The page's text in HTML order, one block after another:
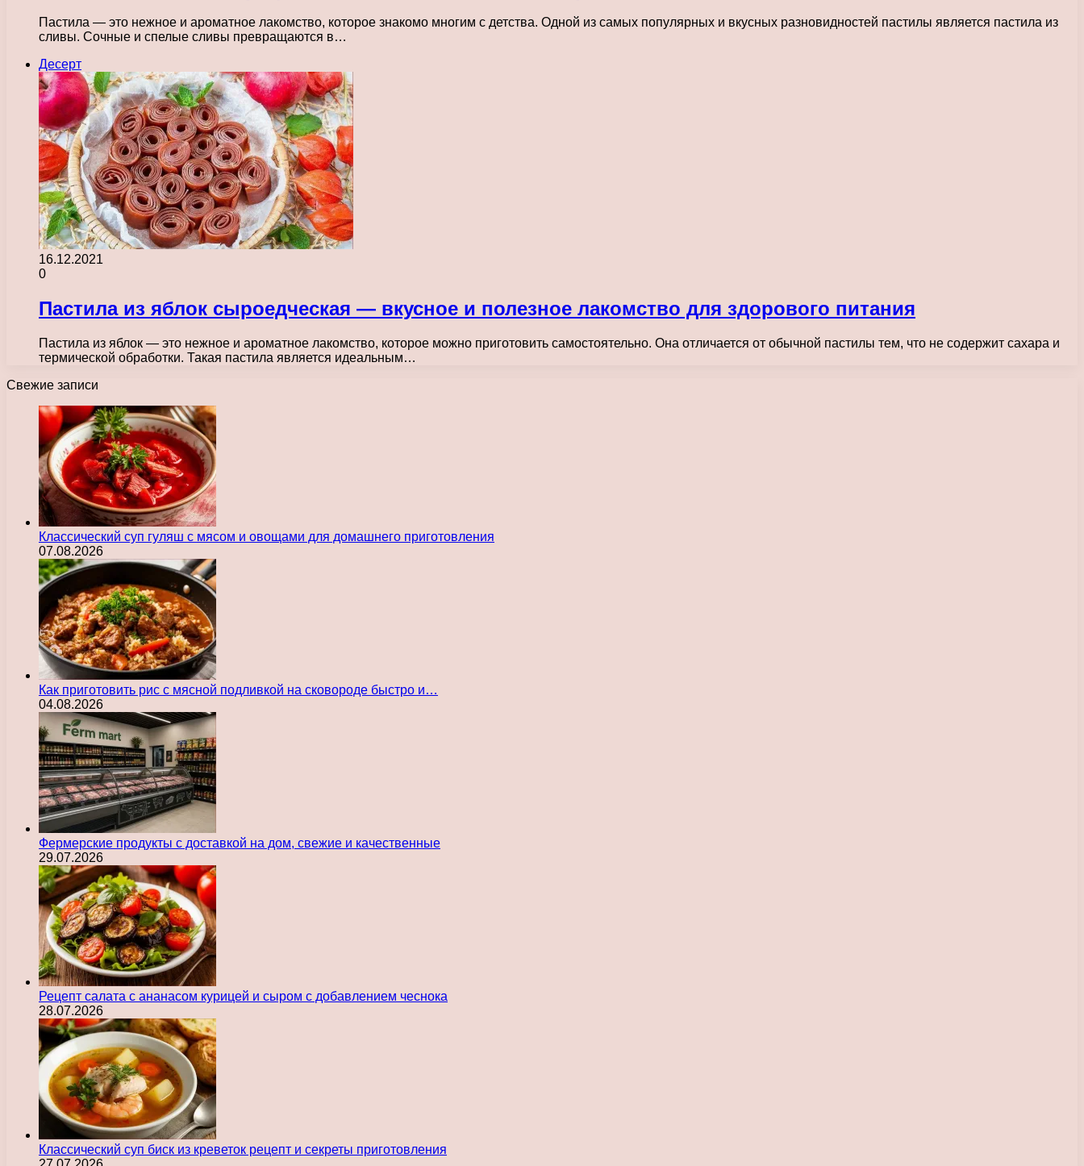
Пастила — это нежное и ароматное лакомство, которое знакомо многим с детства. Одной из самых популярных и вкусных разновидностей пастилы является пастила из
сливы. Сочные и спелые сливы превращаются в…
Десерт
16.12.2021
0
Пастила из яблок сыроедческая — вкусное и полезное лакомство для здорового питания
Пастила из яблок — это нежное и ароматное лакомство, которое можно приготовить самостоятельно. Она отличается от обычной пастилы тем, что не содержит сахара и
термической обработки. Такая пастила является идеальным…
Свежие записи
Классический суп гуляш с мясом и овощами для домашнего приготовления
07.08.2026
Как приготовить рис с мясной подливкой на сковороде быстро и…
04.08.2026
Фермерские продукты с доставкой на дом, свежие и качественные
29.07.2026
Рецепт салата с ананасом курицей и сыром с добавлением чеснока
28.07.2026
Классический суп биск из креветок рецепт и секреты приготовления